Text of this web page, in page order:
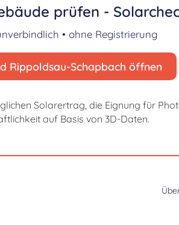
prüfen -
• ohne Registrierung
Rippoldsau-Schapbach öffnen
Solarertrag, die Eignung für
auf Basis von 3D-Daten.